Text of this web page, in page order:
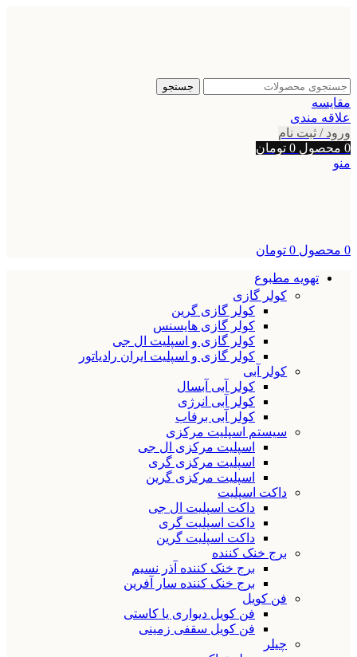
جستجو
مقایسه
علاقه مندی
ورود / ثبت نام
0 محصول 0 تومان
منو
0 محصول 0 تومان
تهویه مطبوع
کولر گازی
کولر گازی گرین
کولر گازی هایسنس
کولر گازی و اسپلیت ال جی
کولر گازی و اسپلیت ایران رادیاتور
کولر آبی
کولر آبی آبسال
کولر آبی انرژی
کولر آبی برفاب
سیستم اسپلیت مرکزی
اسپلیت مرکزی ال جی
اسپلیت مرکزی گری
اسپلیت مرکزی گرین
داکت اسپلیت
داکت اسپلیت ال جی
داکت اسپلیت گری
داکت اسپلیت گرین
برج خنک کننده
برج خنک کننده آذر نسیم
برج خنک کننده سار آفرین
فن کویل
فن کویل دیواری یا کاستی
فن کویل سقفی زمینی
چیلر